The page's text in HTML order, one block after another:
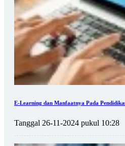
E-Learning dan Manfaatnya Pada
Tanggal 26-11-2024 pukul 10:28